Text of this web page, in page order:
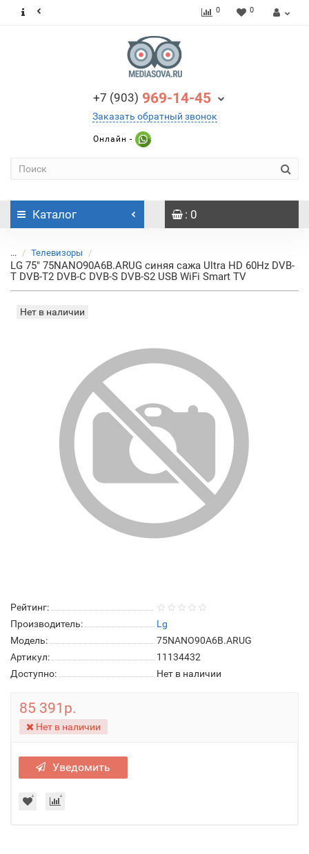
0 0
+7 (903) 969-14-45
Заказать обратный звонок
Онлайн -
Каталог : 0
... Телевизоры
LG 75" 75NANO90A6B.ARUG синяя сажа Ultra HD 60Hz DVB-
T DVB-T2 DVB-C DVB-S DVB-S2 USB WiFi Smart TV
Нет в наличии
Рейтинг:
Производитель:
Lg
Модель:
75NANO90A6B.ARUG
Артикул:
11134432
Доступно:
Нет в наличии
85 391р.
Нет в наличии
Уведомить